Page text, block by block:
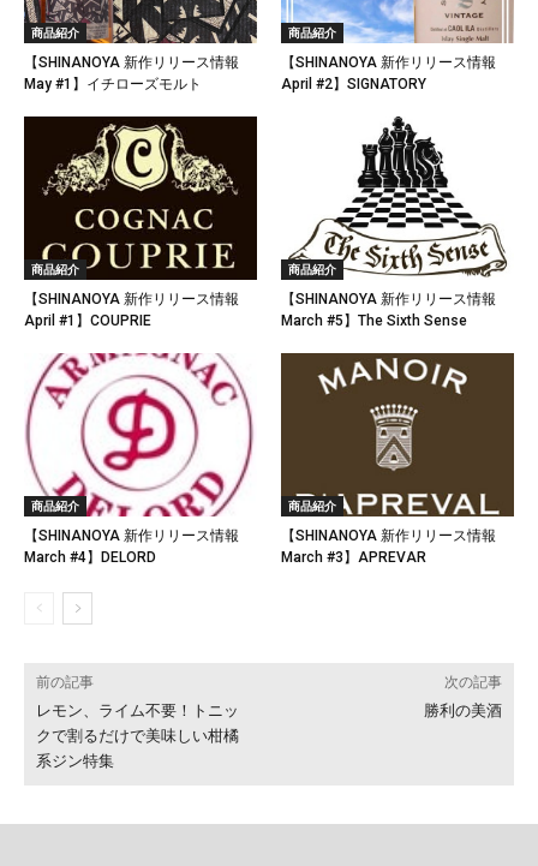
商品紹介
【SHINANOYA 新作リリース情報
May #1】イチローズモルト
商品紹介
【SHINANOYA 新作リリース情報
April #2】SIGNATORY
商品紹介
【SHINANOYA 新作リリース情報
April #1】COUPRIE
商品紹介
【SHINANOYA 新作リリース情報
March #5】The Sixth Sense
商品紹介
【SHINANOYA 新作リリース情報
March #4】DELORD
商品紹介
【SHINANOYA 新作リリース情報
March #3】APREVAR
前の記事
レモン、ライム不要！トニッ
クで割るだけで美味しい柑橘
系ジン特集
次の記事
勝利の美酒